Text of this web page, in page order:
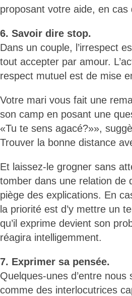
proposant votre aide, en cas
6. Savoir dire stop.
Dans un couple, l’irrespect
tout accepter par amour.
respect mutuel est de mise
Votre mari vous fait une
son camp en posant une
«Tu te sens agacé?»»,
Trouver la bonne distance
Et laissez-le grogner sans
tomber dans une relation de
piège des explications. En
la priorité est d’y mettre un
qu’il exprime devient son
réagira intelligemment.
7. Exprimer sa pensée.
Quelques-unes d’entre
comme des interlocutrices